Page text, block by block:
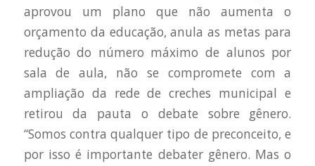
aprovou um plano que não aumenta o
orçamento da educação, anula as metas para
redução do número máximo de alunos por
sala de aula, não se compromete com a
ampliação da rede de creches municipal e
retirou da pauta o debate sobre gênero.
“Somos contra qualquer tipo de preconceito, e
por isso é importante debater gênero. Mas o